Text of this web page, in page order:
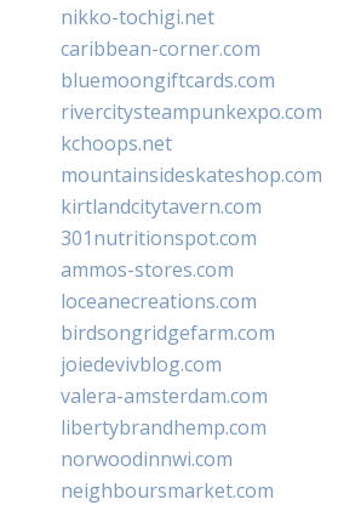
nikko-tochigi.net
caribbean-corner.com
bluemoongiftcards.com
rivercitysteampunkexpo.com
kchoops.net
mountainsideskateshop.com
kirtlandcitytavern.com
301nutritionspot.com
ammos-stores.com
loceanecreations.com
birdsongridgefarm.com
joiedevivblog.com
valera-amsterdam.com
libertybrandhemp.com
norwoodinnwi.com
neighboursmarket.com